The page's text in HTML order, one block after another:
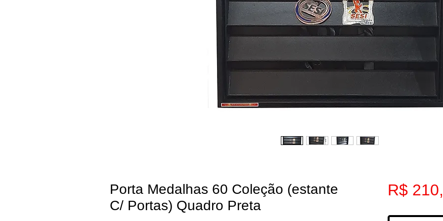
Porta Medalhas 60 Coleção (estante
C/ Portas) Quadro Preta
R$